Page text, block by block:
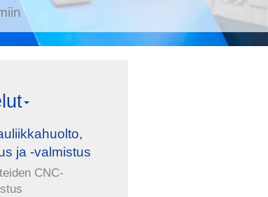
ja -valmistus
CNC-